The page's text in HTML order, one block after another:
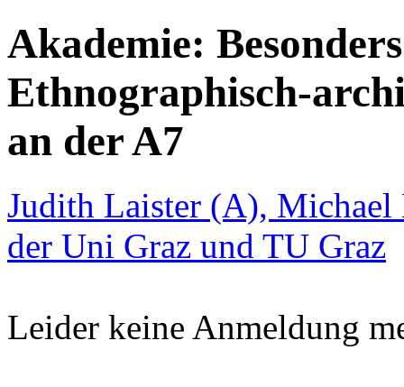
Akademie:
Ethnographisch-
an der A7
Judith Laister (A),
der Uni Graz und TU Graz
Leider keine Anmeldung